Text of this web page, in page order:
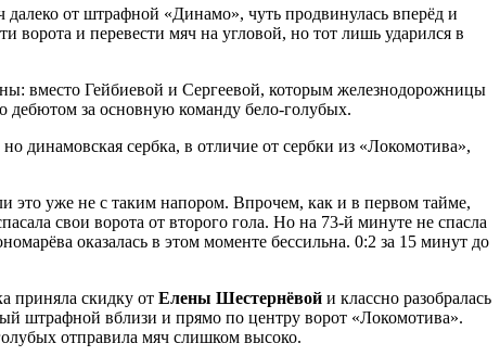
от штрафной «Динамо», чуть продвинулась вперёд и
ворота и перевести мяч на угловой, но тот лишь ударился в
вместо Гейбиевой и Сергеевой, которым железнодорожницы
дебютом за основную команду бело-голубых.
но динамовская сербка, в отличие от сербки из «Локомотива»,
это уже не с таким напором. Впрочем, как и в первом тайме,
свои ворота от второго гола. Но на 73-й минуте не спасла
оказалась в этом моменте бессильна. 0:2 за 15 минут до
приняла скидку от Елены Шестернёвой и классно разобралась
штрафной вблизи и прямо по центру ворот «Локомотива».
отправила мяч слишком высоко.